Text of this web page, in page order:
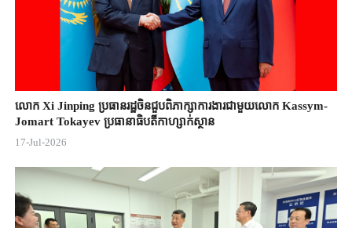
លោក Xi Jinping ប្រធានរដ្ឋចិន​ជួបពិភាក្សា​ការងារជាមួយ​លោក Kassym-
Jomart ​Tokayev ​ប្រធានាធិបតី​កាហ្សាក់ស្ថាន​
17-Jul-2026